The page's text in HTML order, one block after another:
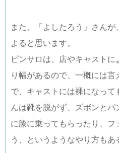
また、「よしたろう」さん
よると思います。
ピンサロは、店やキャスト
り幅があるので、一概には
で、キャストには裸になって
んは靴を脱がず、ズボンとパ
に膝に乗ってもらったり、フ
う、というようなやり方もあ